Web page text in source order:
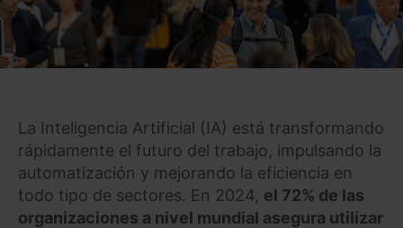
La Inteligencia Artificial (IA) está transformando
rápidamente el futuro del trabajo, impulsando la
automatización y mejorando la eficiencia en
todo tipo de sectores. En 2024, el 72% de las
organizaciones a nivel mundial asegura utilizar